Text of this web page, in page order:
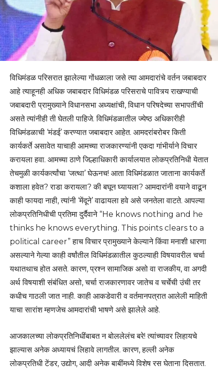
विधिमंडळ परिसरात झालेल्या गोंधळाला जसे त्या आमदारांचे वर्तन जबाबदार
आहे त्याहूनही अधिक जबाबदार विधिमंडळ परिसराचे पावित्र्य राखण्याची
जबाबदारी प्रामुख्याने विधानसभा अध्यक्षांची, विधान परिषदेच्या सभापतींची
असते त्यांनीही ती घेतली पाहिजे. विधिमंडळातील ज्येष्ठ अधिकारीही
विधिमंडळाची ‘मंडई’ करण्यात जबाबदार आहेत. आमदरांबरोबर किती
कार्यकर्ते असावेत याचाही आमच्या राजकारण्यांनी एकदा गांभीर्याने विचार
करायला हवा. आमच्या ठाणे जिल्हाधिकारी कार्यालयात लोकप्रतिनिधी येतात
तेचमुळी कार्यकर्त्यांचा ‘जत्था’ घेऊनच! आता विधिमंडळात जाताना कार्यकर्ते
कशाला हवेत? राडा करायला? की बघून घ्यायला? आमदारांनी वयाने वाढून
काही फायदा नाही, त्यांनी ‘मेंदूने’ वाढायला हवे असे जनतेला वाटते. आपल्या
लोकप्रतिनिधीची प्रतिमा दुर्दैवाने “He knows nothing and he
thinks he knows everything. This points clears to a
political career” हाच विचार प्रामुख्याने केल्याने किंवा मनाशी धारणा
असल्याने गेल्या काही वर्षांतील विधिमंडळातील कुठल्याही विषयावरील चर्चा
यथातथाच होत असते. कारण, प्रश्न सामाजिक असो वा राजकीय, वा अगदी
अर्थ विषयाशी संबंधित असो, चर्चा राजकारणावर जातेच व चर्चेची उंची तर
कधीच गाठली जात नाही. काही आकडेवारी व वर्तमानपत्रात आलेली माहिती
याचा सारांश म्हणजेच आमदारांची भाषणे असे झालेले आहे.
आजकालच्या लोकप्रतिनिधींबाबत न बोललेलंच बरे! त्यांच्यावर लिहायचे
झाल्यास अनेक अध्यायचं लिहावे लागतील. कारण, हल्ली अनेक
लोकप्रतिधी टेंडर, उद्योग, आदी अनेक बाबींमध्ये विशेष रस घेताना दिसतात.